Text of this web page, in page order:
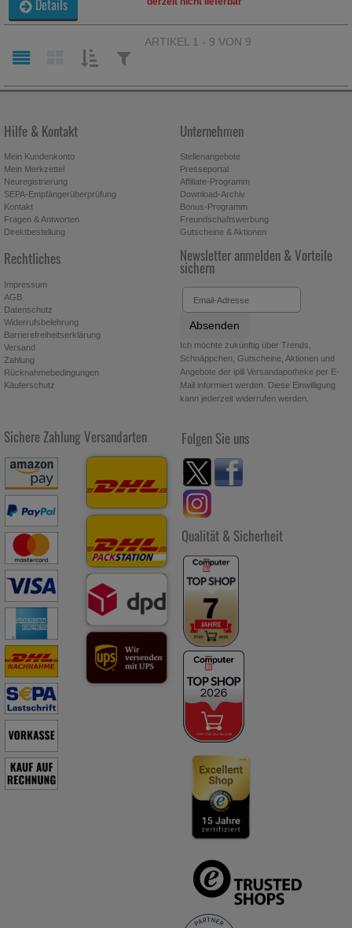
beachten Sie, dass Daten hierfür teilweise an Dritte wie z.B.
Google oder soziale Medien übertragen werden.
Details
SORTIEREN
FILTERN
ARTIKEL 1 - 9 VON 9
Hilfe & Kontakt
Mein Kundenkonto
Mein Merkzettel
Neuregistrierung
SEPA-Empfängerüberprüfung
Kontakt
Fragen & Antworten
Direktbestellung
Unternehmen
Stellenangebote
Presseportal
Affiliate-Programm
Download-Archiv
Bonus-Programm
Freundschaftswerbung
Gutscheine & Aktionen
Rechtliches
Impressum
AGB
Datenschutz
Widerrufsbelehrung
Barrierefreiheitserklärung
Versand
Zahlung
Rücknahmebedingungen
Käuferschutz
Newsletter anmelden & Vorteile
sichern
Absenden
Ich möchte zukünftig über Trends,
Schnäppchen, Gutscheine, Aktionen und
Angebote der ipill Versandapotheke per E-
Mail informiert werden. Diese Einwilligung
kann jederzeit widerrufen werden.
Sichere Zahlung Versandarten Folgen Sie uns
Qualität & Sicherheit